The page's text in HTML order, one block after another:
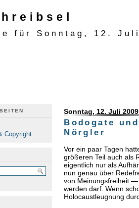
für Sonntag, 12. Juli
Copyright
Sonntag, 12. Juli 2009
Bodogate
Nörgler
Vor ein paar Tagen
größeren Teil auch als
eigentlich nur als
nun genau über
von Meinungsfreiheit
werden darf. Wenn
Holocaustleugnung